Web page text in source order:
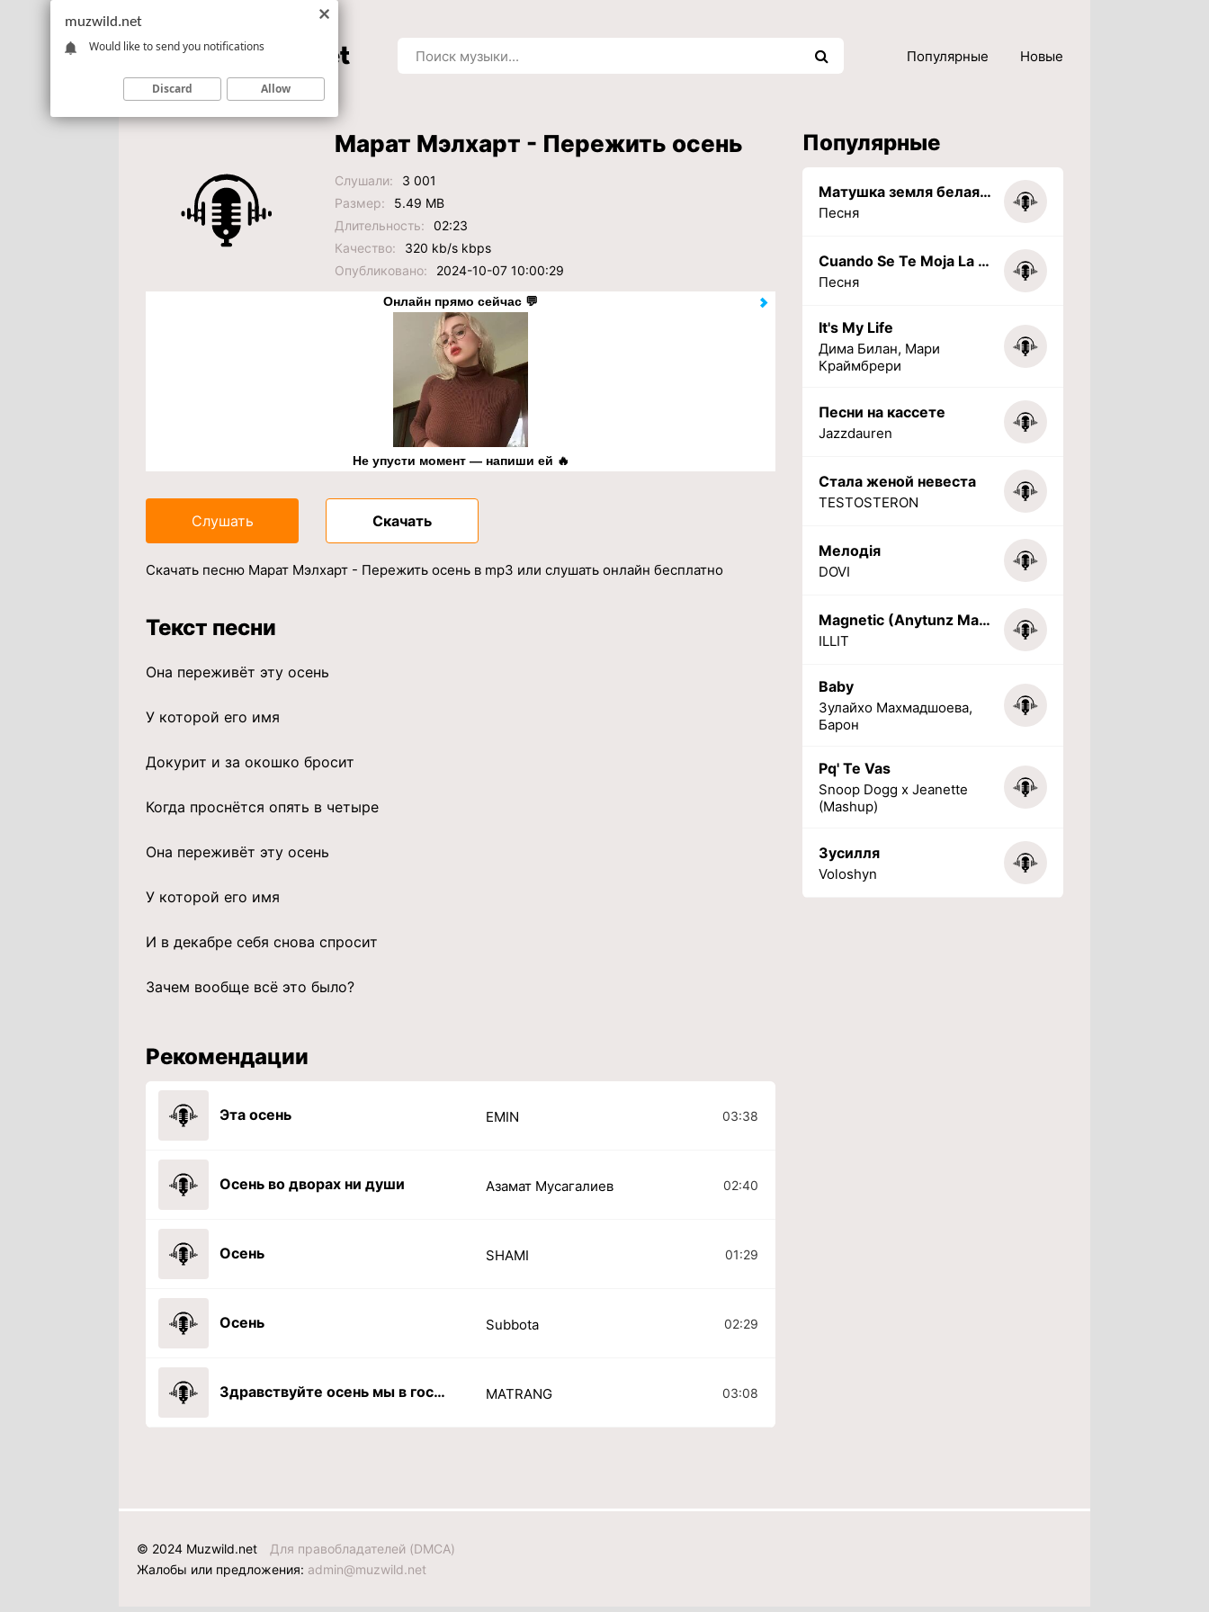
Популярные Новые
Марат Мэлхарт - Пережить осень
Слушали:
3 001
Размер:
5.49 MB
Длительность:
02:23
Качество:
320 kb/s kbps
Опубликовано:
2024-10-07 10:00:29
Онлайн прямо сейчас 💬
Не упусти момент — напиши ей 🔥
Слушать Скачать
Скачать песню Марат Мэлхарт - Пережить осень в mp3 или слушать онлайн бесплатно
Текст песни
Она переживёт эту осень
У которой его имя
Докурит и за окошко бросит
Когда проснётся опять в четыре
Она переживёт эту осень
У которой его имя
И в декабре себя снова спросит
Зачем вообще всё это было?
Рекомендации
Эта осень EMIN 03:38
Осень во дворах ни души Азамат Мусагалиев 02:40
Осень SHAMI 01:29
Осень Subbota 02:29
Здравствуйте осень мы в гости вас просим MATRANG 03:08
Популярные
Матушка земля белая березонька
Песня
Cuando Se Te Moja La Tarea (PHONK) (Slowed + Reverbed)
Песня
It's My Life
Дима Билан, Мари
Краймбрери
Песни на кассете
Jazzdauren
Стала женой невеста
TESTOSTERON
Мелодія
DOVI
Magnetic (Anytunz Marimba Ringtone)
ILLIT
Baby
Зулайхо Махмадшоева,
Барон
Pq' Te Vas
Snoop Dogg x Jeanette
(Mashup)
Зусилля
Voloshyn
© 2024 Muzwild.net
Для правобладателей (DMCA)
Жалобы или предложения: admin@muzwild.net
muzwild.net
Would like to send you notifications
Discard Allow